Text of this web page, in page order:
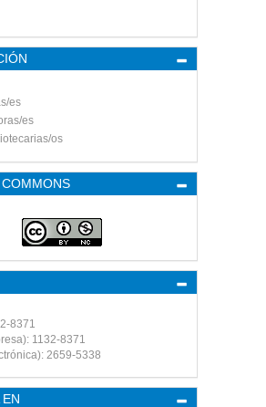
es
es
os
8371
1132-8371
2659-5338